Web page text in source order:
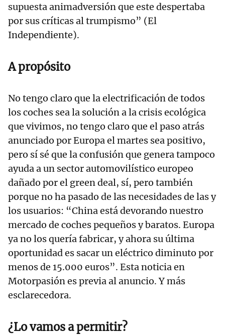
supuesta animadversión que este despertaba
por sus críticas al trumpismo” (El
Independiente).
A propósito
No tengo claro que la electrificación de todos
los coches sea la solución a la crisis ecológica
que vivimos, no tengo claro que el paso atrás
anunciado por Europa el martes sea positivo,
pero sí sé que la confusión que genera tampoco
ayuda a un sector automovilístico europeo
dañado por el green deal, sí, pero también
porque no ha pasado de las necesidades de las y
los usuarios: “China está devorando nuestro
mercado de coches pequeños y baratos. Europa
ya no los quería fabricar, y ahora su última
oportunidad es sacar un eléctrico diminuto por
menos de 15.000 euros”. Esta noticia en
Motorpasión es previa al anuncio. Y más
esclarecedora.
¿Lo vamos a permitir?